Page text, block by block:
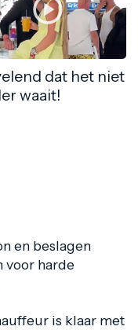
dat het niet
waait!
en beslagen
voor harde
is klaar met